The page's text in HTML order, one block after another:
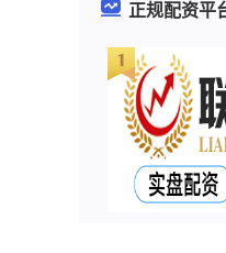
正规配资平